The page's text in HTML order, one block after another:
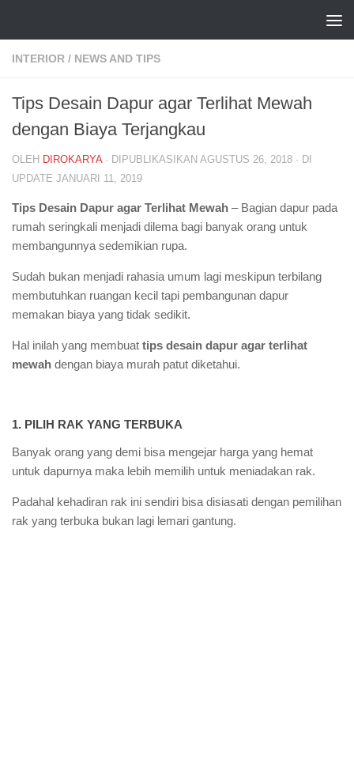
INTERIOR / NEWS AND TIPS
Tips Desain Dapur agar Terlihat Mewah
dengan Biaya Terjangkau
OLEH DIROKARYA · DIPUBLIKASIKAN AGUSTUS 26, 2018 · DI
UPDATE JANUARI 11, 2019
Tips Desain Dapur agar Terlihat Mewah – Bagian dapur pada
rumah seringkali menjadi dilema bagi banyak orang untuk
membangunnya sedemikian rupa.
Sudah bukan menjadi rahasia umum lagi meskipun terbilang
membutuhkan ruangan kecil tapi pembangunan dapur
memakan biaya yang tidak sedikit.
Hal inilah yang membuat tips desain dapur agar terlihat
mewah dengan biaya murah patut diketahui.
1. PILIH RAK YANG TERBUKA
Banyak orang yang demi bisa mengejar harga yang hemat
untuk dapurnya maka lebih memilih untuk meniadakan rak.
Padahal kehadiran rak ini sendiri bisa disiasati dengan pemilihan
rak yang terbuka bukan lagi lemari gantung.